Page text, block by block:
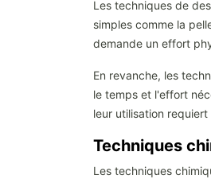
Les techniques de
simples comme la
demande un effort
En revanche, les
le temps et l'effort
leur utilisation
Techniques
Les techniques